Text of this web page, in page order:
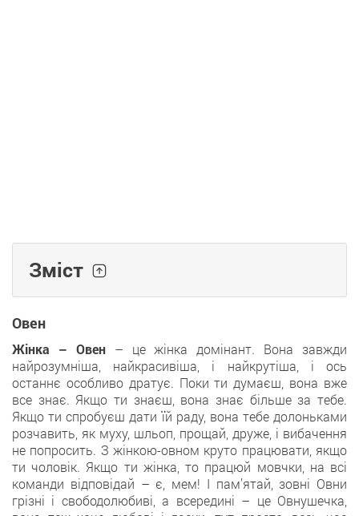
Зміст
Овен
Жінка – Овен– це жінка домінант. Вона завжди
найрозумніша, найкрасивіша, і найкрутіша, і ось
останнє особливо дратує. Поки ти думаєш, вона вже
все знає. Якщо ти знаєш, вона знає більше за тебе.
Якщо ти спробуєш дати їй раду, вона тебе долоньками
розчавить, як муху, шльоп, прощай, друже, і вибачення
не попросить. З жінкою-овном круто працювати, якщо
ти чоловік. Якщо ти жінка, то працюй мовчки, на всі
команди відповідай – є, мем! І пам’ятай, зовні Овни
грізні і свободолюбиві, а всередині – це Овнушечка,